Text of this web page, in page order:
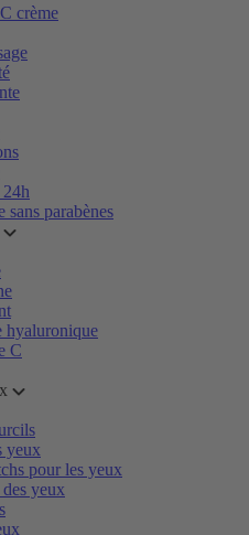
crème
sans parabènes
hyaluronique
C
yeux
pour les yeux
yeux